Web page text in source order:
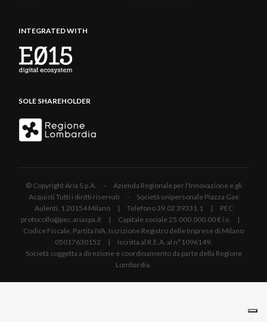
INTEGRATED WITH
SOLE SHAREHOLDER
© Copyright Aria S.p.A. - Azienda Regionale per l'Innovazione e gli
Acquisti Tutti i diritti riservati - Società unipersonale Piazza Gae
Aulenti, 1 20154 Milano | Telefono 39.02 39331.1 | PEC
protocollo@pec.ariaspa.it | Capitale sociale 25.000.000,00 € i.v. |
Codice Fiscale, Partita IVA, Iscrizione Registro delle Imprese di Milano
05017630152 | Iscritta al R.E.A. al n°1096149.
Società soggetta a direzione e coordinamento da parte della Regione
Lombardia.